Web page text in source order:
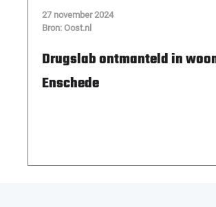
27 november 2024
Bron: Oost.nl
Drugslab ontmanteld in
Enschede